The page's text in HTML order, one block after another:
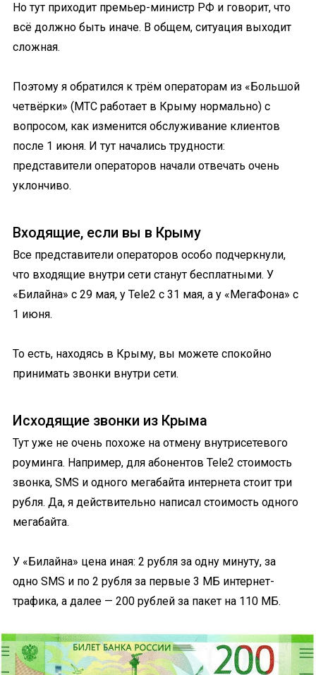
Но тут приходит премьер-министр РФ и говорит, что
всё должно быть иначе. В общем, ситуация выходит
сложная.
Поэтому я обратился к трём операторам из «Большой
четвёрки» (МТС работает в Крыму нормально) с
вопросом, как изменится обслуживание клиентов
после 1 июня. И тут начались трудности:
представители операторов начали отвечать очень
уклончиво.
Входящие, если вы в Крыму
Все представители операторов особо подчеркнули,
что входящие внутри сети станут бесплатными. У
«Билайна» с 29 мая, у Tele2 с 31 мая, а у «МегаФона» с
1 июня.
То есть, находясь в Крыму, вы можете спокойно
принимать звонки внутри сети.
Исходящие звонки из Крыма
Тут уже не очень похоже на отмену внутрисетевого
роуминга. Например, для абонентов Tele2 стоимость
звонка, SMS и одного мегабайта интернета стоит три
рубля. Да, я действительно написал стоимость одного
мегабайта.
У «Билайна» цена иная: 2 рубля за одну минуту, за
одно SMS и по 2 рубля за первые 3 МБ интернет-
трафика, а далее — 200 рублей за пакет на 110 МБ.